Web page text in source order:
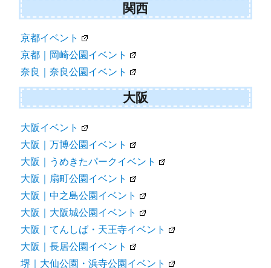
関西
京都イベント
京都｜岡崎公園イベント
奈良｜奈良公園イベント
大阪
大阪イベント
大阪｜万博公園イベント
大阪｜うめきたパークイベント
大阪｜扇町公園イベント
大阪｜中之島公園イベント
大阪｜大阪城公園イベント
大阪｜てんしば・天王寺イベント
大阪｜長居公園イベント
堺｜大仙公園・浜寺公園イベント